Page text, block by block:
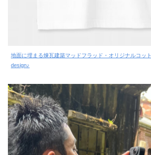
地面に埋まる煉瓦建築マッドフラッド・オリジナルコッ
design♪